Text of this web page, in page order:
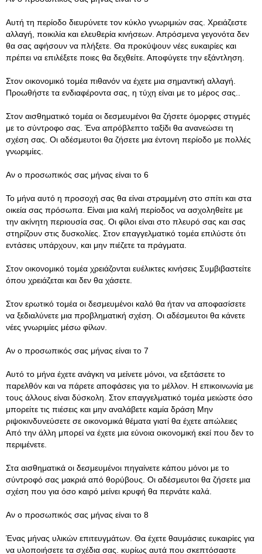
Αυτή τη περίοδο διευρύνετε τον κύκλο γνωριμιών σας. Χρειάζεστε
αλλαγή, ποικιλία και ελευθερία κινήσεων. Απρόσμενα γεγονότα δεν
θα σας αφήσουν να πλήξετε. Θα προκύψουν νέες ευκαιρίες και
πρέπει να επιλέξετε ποιες θα δεχθείτε. Αποφύγετε την εξάντληση.
Στον οικονομικό τομέα πιθανόν να έχετε μια σημαντική αλλαγή.
Προωθήστε τα ενδιαφέροντα σας, η τύχη είναι με το μέρος σας..
Στον αισθηματικό τομέα οι δεσμευμένοι θα ζήσετε όμορφες στιγμές
με το σύντροφο σας. Ένα απρόβλεπτο ταξίδι θα ανανεώσει τη
σχέση σας. Οι αδέσμευτοι θα ζήσετε μια έντονη περίοδο με πολλές
γνωριμίες.
Αν ο προσωπικός σας μήνας είναι το 6
Το μήνα αυτό η προσοχή σας θα είναι στραμμένη στο σπίτι και στα
οικεία σας πρόσωπα. Είναι μια καλή περίοδος να ασχοληθείτε με
την ακίνητη περιουσία σας. Οι φίλοι είναι στο πλευρό σας και σας
στηρίζουν στις δυσκολίες. Στον επαγγελματικό τομέα επιλύστε ότι
εντάσεις υπάρχουν, και μην πιέζετε τα πράγματα.
Στον οικονομικό τομέα χρειάζονται ευέλικτες κινήσεις Συμβιβαστείτε
όπου χρειάζεται και δεν θα χάσετε.
Στον ερωτικό τομέα οι δεσμευμένοι καλό θα ήταν να αποφασίσετε
να ξεδιαλύνετε μια προβληματική σχέση. Οι αδέσμευτοι θα κάνετε
νέες γνωριμίες μέσω φίλων.
Αν ο προσωπικός σας μήνας είναι το 7
Αυτό το μήνα έχετε ανάγκη να μείνετε μόνοι, να εξετάσετε το
παρελθόν και να πάρετε αποφάσεις για το μέλλον. Η επικοινωνία με
τους άλλους είναι δύσκολη. Στον επαγγελματικό τομέα μειώστε όσο
μπορείτε τις πιέσεις και μην αναλάβετε καμία δράση Μην
ριψοκινδυνεύσετε σε οικονομικά θέματα γιατί θα έχετε απώλειες
Από την άλλη μπορεί να έχετε μια εύνοια οικονομική εκεί που δεν το
περιμένετε.
Στα αισθηματικά οι δεσμευμένοι πηγαίνετε κάπου μόνοι με το
σύντροφό σας μακριά από θορύβους. Οι αδέσμευτοι θα ζήσετε μια
σχέση που για όσο καιρό μείνει κρυφή θα περνάτε καλά.
Αν ο προσωπικός σας μήνας είναι το 8
Ένας μήνας υλικών επιτευγμάτων. Θα έχετε θαυμάσιες ευκαιρίες για
να υλοποιήσετε τα σχέδια σας. κυρίως αυτά που σκεπτόσαστε